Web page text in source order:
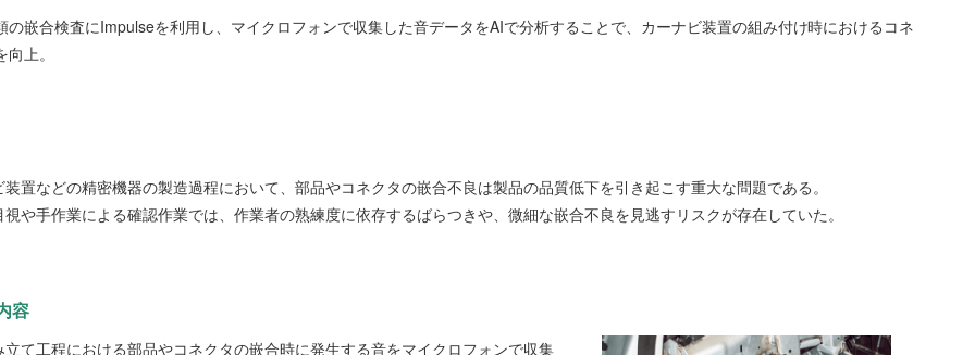
の嵌合検査にImpulseを利用し、マイクロフォンで収集した音データをAIで分析することで、カーナビ装置の組み付け時におけるコネ
上。
装置などの精密機器の製造過程において、部品やコネクタの嵌合不良は製品の品質低下を引き起こす重大な問題である。
視や手作業による確認作業では、作業者の熟練度に依存するばらつきや、微細な嵌合不良を見逃すリスクが存在していた。
容
立て工程における部品やコネクタの嵌合時に発生する音をマイクロフォンで収集